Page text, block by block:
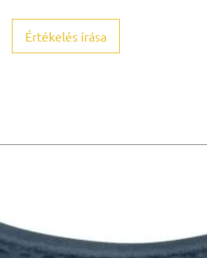
Értékelés írása